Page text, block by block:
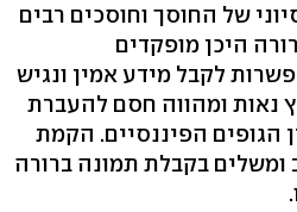
של החוסך וחוסכים רבים
היכן מופקדים
לקבל מידע אמין ונגיש
נאות ומהווה חסם להעברת
הגופים הפיננסיים. הקמת
בקבלת תמונה ברורה